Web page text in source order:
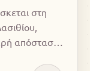
στη
απόσταση